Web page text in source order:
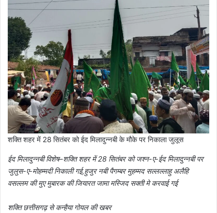
शक्ति शहर में 28 सितंबर को ईद मिलादुन्नबी के मौके पर निकाला जुलूस
ईद मिलादुन्नबी विशेष–शक्ति शहर में 28 सितंबर को जश्न-ए-ईद मिलादुन्नबी पर
जुलुस-ए-मोहम्मदी निकाली गई,हुजुर नबी पैगम्बर मुहम्मद सल्लल्लाहु अलैहि
वसल्लम की मुए मुबारक की जियारत जामा मस्जिद सक्ती मे करवाई गई
शक्ति छत्तीसगढ़ से कन्हैया गोयल की खबर